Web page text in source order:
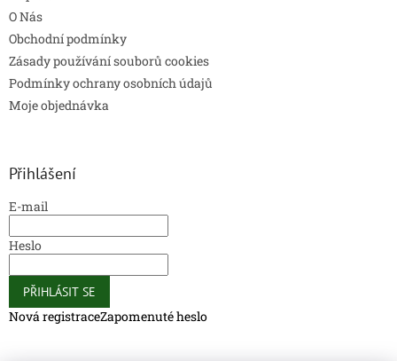
O Nás
Obchodní podmínky
Zásady používání souborů cookies
Podmínky ochrany osobních údajů
Moje objednávka
Přihlášení
E-mail
Heslo
PŘIHLÁSIT SE
Nová registraceZapomenuté heslo